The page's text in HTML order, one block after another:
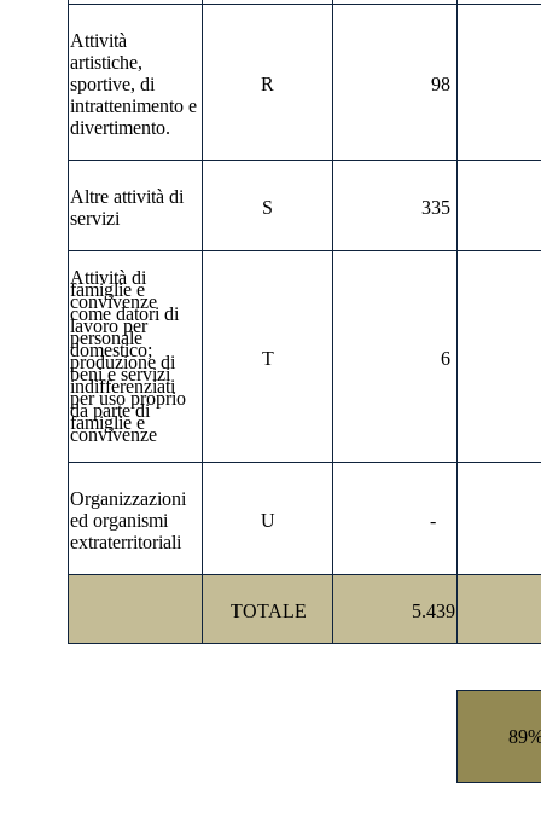
Attività
artistiche,
sportive, di
intrattenimento e
divertimento.
R 98
Altre attività di
servizi
S 335
Attività di
famiglie e
convivenze
come datori di
lavoro per
personale
domestico;
produzione di
beni e servizi
indifferenziati
per uso proprio
da parte di
famiglie e
convivenze
T 6
Organizzazioni
ed organismi
extraterritoriali
U -
TOTALE 5.439